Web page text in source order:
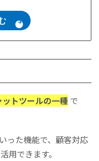
トツールの一種 で
った機能で、顧客対応
用できます。